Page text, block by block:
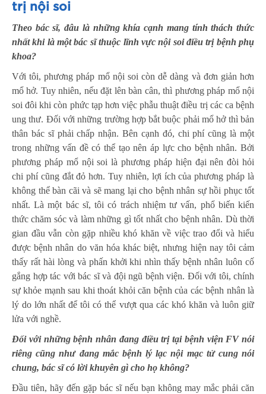
trị nội soi
Theo bác sĩ, đâu là những khía cạnh mang tính thách thức
nhất khi là một bác sĩ thuộc lĩnh vực nội soi điều trị bệnh phụ
khoa?
Với tôi, phương pháp mổ nội soi còn dễ dàng và đơn giản hơn
mổ hở. Tuy nhiên, nếu đặt lên bàn cân, thì phương pháp mổ nội
soi đôi khi còn phức tạp hơn việc phẫu thuật điều trị các ca bệnh
ung thư. Đối với những trường hợp bắt buộc phải mổ hở thì bản
thân bác sĩ phải chấp nhận. Bên cạnh đó, chi phí cũng là một
trong những vấn đề có thể tạo nên áp lực cho bệnh nhân. Bởi
phương pháp mổ nội soi là phương pháp hiện đại nên đòi hỏi
chi phí cũng đắt đỏ hơn. Tuy nhiên, lợi ích của phương pháp là
không thể bàn cãi và sẽ mang lại cho bệnh nhân sự hồi phục tốt
nhất. Là một bác sĩ, tôi có trách nhiệm tư vấn, phổ biến kiến
thức chăm sóc và làm những gì tốt nhất cho bệnh nhân. Dù thời
gian đầu vẫn còn gặp nhiều khó khăn về việc trao đổi và hiểu
được bệnh nhân do văn hóa khác biệt, nhưng hiện nay tôi cảm
thấy rất hài lòng và phấn khởi khi nhìn thấy bệnh nhân luôn cố
gắng hợp tác với bác sĩ và đội ngũ bệnh viện. Đối với tôi, chính
sự khỏe mạnh sau khi thoát khỏi căn bệnh của các bệnh nhân là
lý do lớn nhất để tôi có thể vượt qua các khó khăn và luôn giữ
lửa với nghề.
Đối với những bệnh nhân đang điều trị tại bệnh viện FV nói
riêng cũng như đang mắc bệnh lý lạc nội mạc tử cung nói
chung, bác sĩcó lời khuyên gì cho họ không?
Đầu tiên, hãy đến gặp bác sĩ nếu bạn không may mắc phải căn